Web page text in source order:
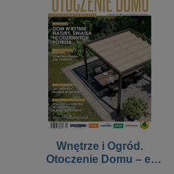
Wnętrze i Ogród.
Otoczenie Domu – e-